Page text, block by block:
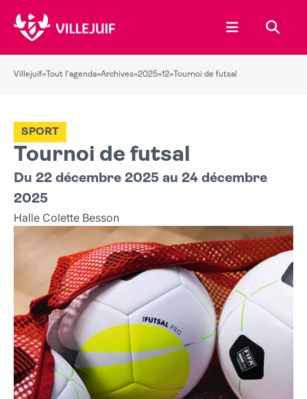
Ouvrir le
Villejuif» Tout l'agenda»Archives»2025»12» Tournoi de futsal
Tournoi de futsal
SPORT
Du 22 décembre 2025 au 24 décembre
2025
Halle Colette Besson